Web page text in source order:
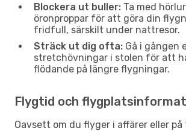
Blockera ut buller: Ta med
öronproppar för att göra din
fridfull, särskilt under nattresor.
Sträck ut dig ofta: Gå i gången
stretchövningar i stolen för att
flödande på längre flygningar.
Flygtid och
Oavsett om du flyger i affärer eller